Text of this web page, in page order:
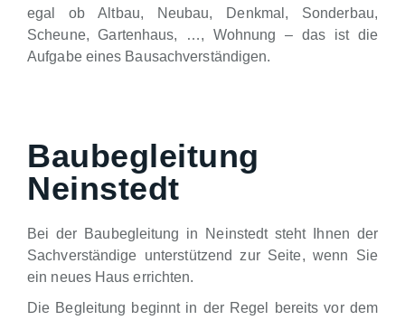
egal ob Altbau, Neubau, Denkmal, Sonderbau,
Scheune, Gartenhaus, …, Wohnung – das ist die
Aufgabe eines Bausachverständigen.
Baubegleitung
Neinstedt
Bei der Baubegleitung in Neinstedt steht Ihnen der
Sachverständige unterstützend zur Seite, wenn Sie
ein neues Haus errichten.
Die Begleitung beginnt in der Regel bereits vor dem